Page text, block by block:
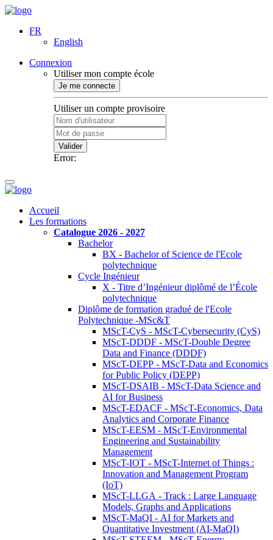
FR
English
Connexion
Utiliser mon compte école
Je me connecte
Utiliser un compte provisoire
Valider
Error:
Accueil
Les formations
Catalogue 2026 - 2027
Bachelor
BX - Bachelor of Science de l'Ecole
polytechnique
Cycle Ingénieur
X - Titre d’Ingénieur diplômé de l’École
polytechnique
Diplôme de formation gradué de l'Ecole
Polytechnique -MSc&T
MScT-CyS - MScT-Cybersecurity (CyS)
MScT-DDDF - MScT-Double Degree
Data and Finance (DDDF)
MScT-DEPP - MScT-Data and Economics
for Public Policy (DEPP)
MScT-DSAIB - MScT-Data Science and
AI for Business
MScT-EDACF - MScT-Economics, Data
Analytics and Corporate Finance
MScT-EESM - MScT-Environmental
Engineering and Sustainability
Management
MScT-IOT - MScT-Internet of Things :
Innovation and Management Program
(IoT)
MScT-LLGA - Track : Large Language
Models, Graphs and Applications
MScT-MaQI - AI for Markets and
Quantitative Investment (AI-MaQI)